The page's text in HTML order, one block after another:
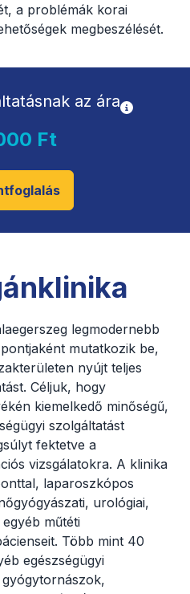
a problémák korai
megbeszélését.
az ára
Ft
legmodernebb
mutatkozik be,
nyújt teljes
Céljuk, hogy
kiemelkedő minőségű,
szolgáltatást
fektetve a
vizsgálatokra. A klinika
laparoszkópos
urológiai,
műtéti
Több mint 40
egészségügyi